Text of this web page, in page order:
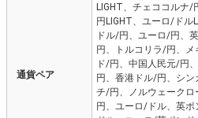
通貨ペア
LIGHT、チェココルナ/
円LIGHT、ユーロ/ドル
ドル/円、ユーロ/円、
円、トルコリラ/円、
ド/円、中国人民元/円
円、香港ドル/円、シ
チ/円、ノルウェーク
円、ユーロ/ドル、英